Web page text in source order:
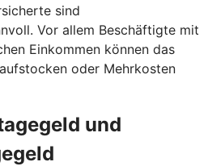
sind
Vor allem Beschäftigte mit
Einkommen können das
oder Mehrkosten
und